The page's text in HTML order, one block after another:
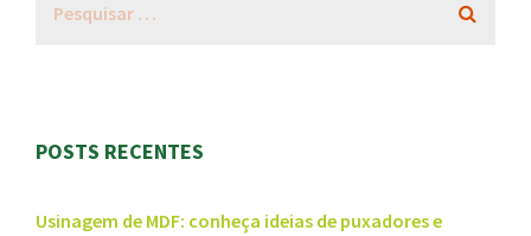
POSTS RECENTES
Usinagem de MDF: conheça ideias de puxadores e